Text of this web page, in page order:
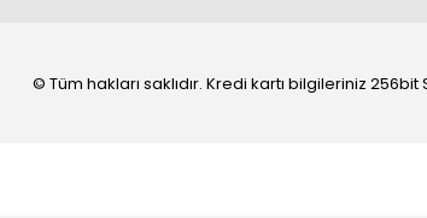
© Tüm hakları saklıdır. Kredi kartı bilgileriniz 256bit